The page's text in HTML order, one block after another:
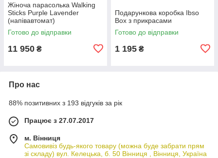
Жіноча парасолька Walking
Sticks Purple Lavender
(напівавтомат)
Готово до відправки
11 950 ₴
Подарункова коробка Ibso
Box з прикрасами
Готово до відправки
1 195 ₴
Про нас
88% позитивних з 193 відгуків за рік
Працює з 27.07.2017
м. Вінниця
Самовивіз будь-якого товару (можна буде забрати прям
зі складу) вул. Келецька, б. 50 Вінниця , Вінниця, Україна